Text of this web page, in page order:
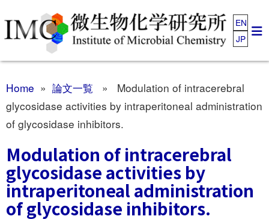
EN
JP
Home » 論文一覧 » Modulation of intracerebral
glycosidase activities by intraperitoneal administration
of glycosidase inhibitors.
Modulation of intracerebral
glycosidase activities by
intraperitoneal administration
of glycosidase inhibitors.